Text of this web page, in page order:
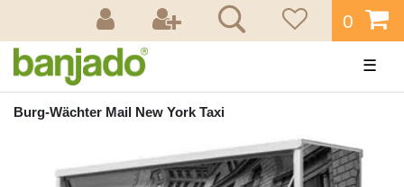
0
☰
Burg-Wächter Mail New York Taxi